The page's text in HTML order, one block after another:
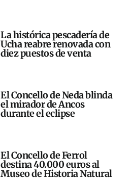
La histórica pescadería de
Ucha reabre renovada con
diez puestos de venta
El Concello de Neda blinda
el mirador de Ancos
durante el eclipse
El Concello de Ferrol
destina 40.000 euros al
Museo de Historia Natural